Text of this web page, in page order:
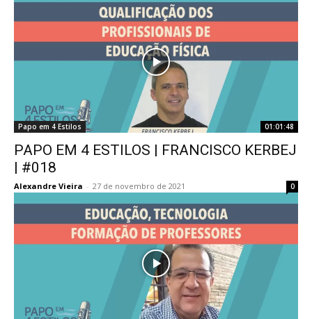
Papo em 4 Estilos 01:01:48
PAPO EM 4 ESTILOS | FRANCISCO KERBEJ
| #018
Alexandre Vieira - 27 de novembro de 2021 0